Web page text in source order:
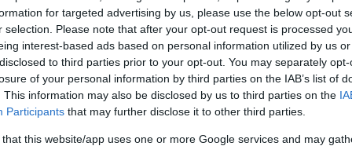
for targeted advertising by us, please use the below opt-out
selection. Please note that after your opt-out request is processed
interest-based ads based on personal information utilized by us
to third parties prior to your opt-out. You may separately
of your personal information by third parties on the IAB’s list of
This information may also be disclosed by us to third parties on the
Participants that may further disclose it to other third parties.
that this website/app uses one or more Google services and may
έδωσαν οι γιατροί, λίγη ώρα μετά έφυγε από τη
ελαφράκαι παραμένουν στην Μύκονο
για το τροχαίο στις αρχές.Η τρίτη φίλητης
της Αθήνας καινοσηλεύεται σε ΜΕΘ, σε